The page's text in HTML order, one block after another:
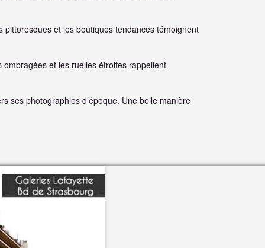
et les boutiques tendances témoignent
et les ruelles étroites rappellent
ses photographies d’époque. Une belle manière